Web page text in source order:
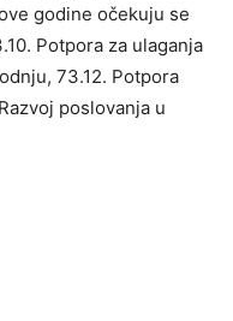
godine očekuju se
Potpora za ulaganja
73.12. Potpora
poslovanja u